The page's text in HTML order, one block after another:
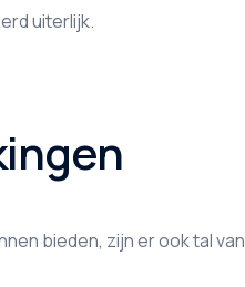
uiterlijk.
bieden, zijn er ook tal